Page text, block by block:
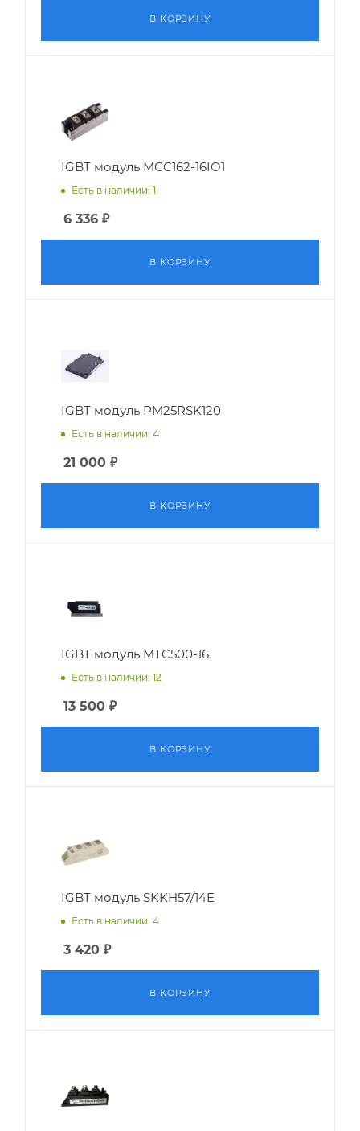
В КОРЗИНУ
IGBT модуль MCC162-16IO1
Есть в наличии: 1
6 336 ₽
В КОРЗИНУ
IGBT модуль PM25RSK120
Есть в наличии: 4
21 000 ₽
В КОРЗИНУ
IGBT модуль MTC500-16
Есть в наличии: 12
13 500 ₽
В КОРЗИНУ
IGBT модуль SKKH57/14E
Есть в наличии: 4
3 420 ₽
В КОРЗИНУ